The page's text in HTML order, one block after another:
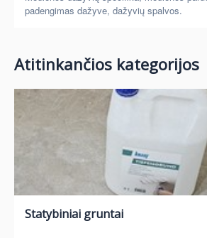
padengimas dažyve, dažyvių spalvos.
Atitinkančios kategorijos
Statybiniai gruntai